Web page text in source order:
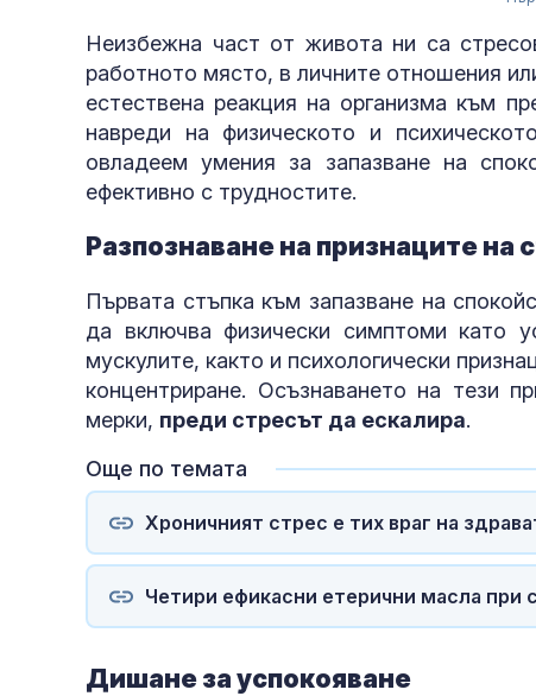
Неизбежна част от живота ни са
работното място, в личните отношения
естествена реакция на организма към
навреди на физическото и
овладеем умения за запазване на
ефективно с трудностите.
Разпознаване на признаците на
Първата стъпка към запазване на
да включва физически симптоми като
мускулите, както и психологически
концентриране. Осъзнаването на тези
мерки, преди стресът да ескалира.
Още по темата
Хроничният стрес е тих враг на
Четири ефикасни етерични масла при
Дишане за успокояване